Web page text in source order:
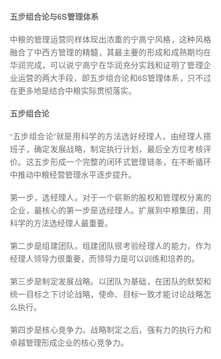
五步组合论与6S管理体系
中粮的管理运营同样体现出浓重的宁高宁风格，这种风格
融合了中西方管理的精髓，其最主要的形成和成熟期均在
华润完成，可以说宁高宁在华润充分实践和证明了管理企
业运营的两大手段，即五步组合论和6S管理体系，只不过
在更多地是结合中粮实际贯彻落实。
五步组合论
“五步组合论”就是用科学的方法选好经理人，由经理人搭
班子，确定发展战略，制定执行计划，最后全方位考核评
价。这五步形成一个完整的闭环式管理链条，在不断循环
中推动中粮经营管理水平逐步提升。
第一步，选经理人。对于一个崭新的股权和管理权分离的
企业，最核心的第一步是选经理人。扩展到中粮集团，用
科学的方法选经理人最重要。
第二步是组建团队。组建团队很考验经理人的能力，作为
经理人领导力很重要，而领导力是可以训练和培养的。
第三步是制定发展战略。以团队为基础，在团队的默契和
统一目标之下讨论战略，使命、目标一致才能讨论战略怎
么执行。
第四步是核心竞争力。战略制定之后，强有力的执行力和
卓越管理形成企业的核心竞争力。